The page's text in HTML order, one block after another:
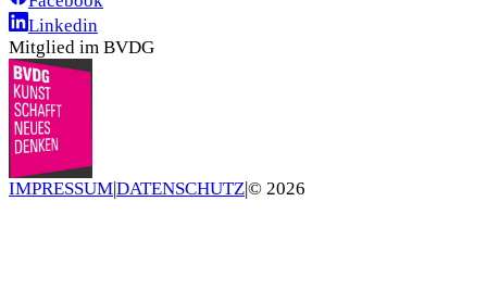
Linkedin
Mitglied im BVDG
IMPRESSUMDATENSCHUTZ© 2026